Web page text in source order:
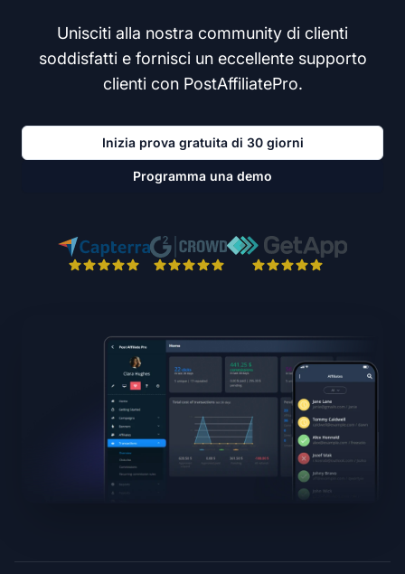
Unisciti alla nostra community di clienti
soddisfatti e fornisci un eccellente supporto
clienti con PostAffiliatePro.
Inizia prova gratuita di 30 giorni
Programma una demo